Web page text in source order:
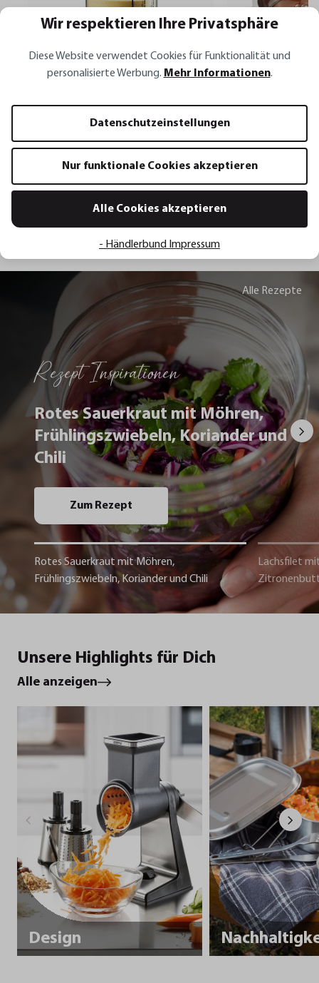
22,95 €*
In den Warenkorb
13,95 €*
In den
Rezept Inspirationen
Rotes Sauerkraut mit Möhren,
Frühlingszwiebeln, Koriander und
Chili
Zum Rezept
Rotes Sauerkraut mit Möhren,
Frühlingszwiebeln, Koriander und Chili
Lachsfilet
Alle Rezepte
Unsere Highlights für Dich
Alle anzeigen
Design
Wir respektieren Ihre Privatsphäre
Diese Website verwendet Cookies für Funktionalität und
personalisierte Werbung. Mehr Informationen.
Datenschutzeinstellungen
Nur funktionale Cookies akzeptieren
Alle Cookies akzeptieren
- Händlerbund Impressum